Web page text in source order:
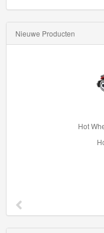
Nieuwe Producten
Hot